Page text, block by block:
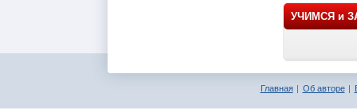
УЧИМСЯ и
Главная Об авторе